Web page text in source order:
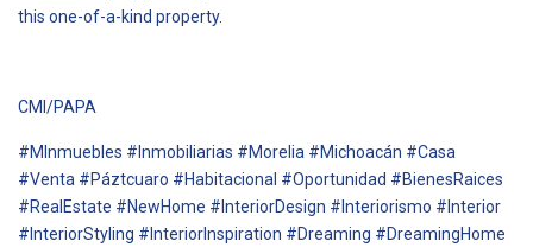
this one-of-a-kind property.
CMI/PAPA
#MInmuebles #Inmobiliarias #Morelia #Michoacán #Casa
#Venta #Páztcuaro #Habitacional #Oportunidad #BienesRaices
#RealEstate #NewHome #InteriorDesign #Interiorismo #Interior
#InteriorStyling #InteriorInspiration #Dreaming #DreamingHome